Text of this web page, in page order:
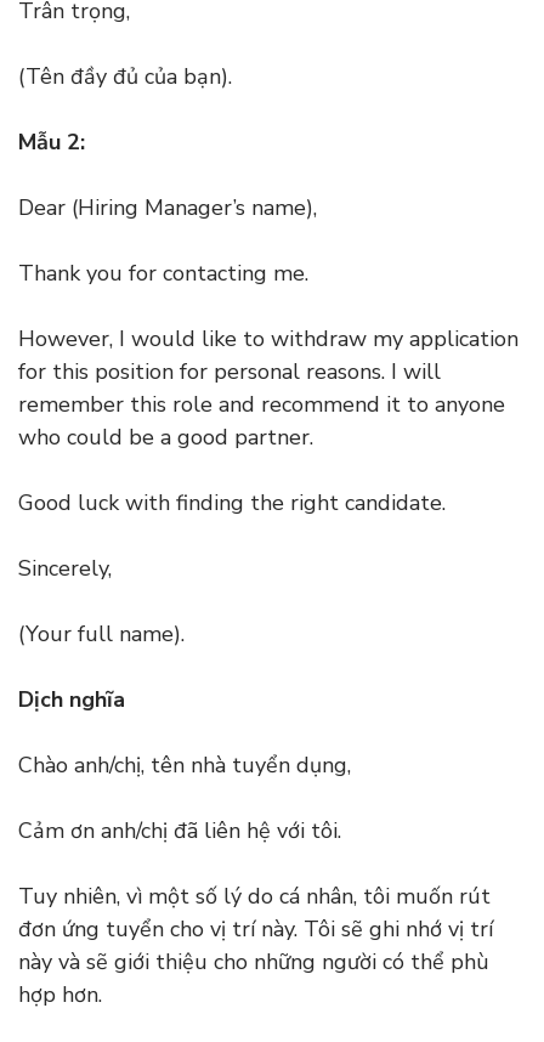
Trân trọng,
(Tên đầy đủ của bạn).
Mẫu 2:
Dear (Hiring Manager’s name),
Thank you for contacting me.
However, I would like to withdraw my application
for this position for personal reasons. I will
remember this role and recommend it to anyone
who could be a good partner.
Good luck with finding the right candidate.
Sincerely,
(Your full name).
Dịch nghĩa
Chào anh/chị, tên nhà tuyển dụng,
Cảm ơn anh/chị đã liên hệ với tôi.
Tuy nhiên, vì một số lý do cá nhân, tôi muốn rút
đơn ứng tuyển cho vị trí này. Tôi sẽ ghi nhớ vị trí
này và sẽ giới thiệu cho những người có thể phù
hợp hơn.